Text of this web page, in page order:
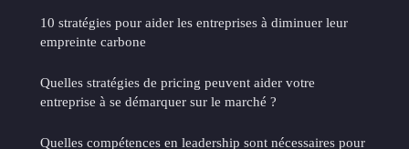
10 stratégies pour aider les entreprises à diminuer leur
empreinte carbone
Quelles stratégies de pricing peuvent aider votre
entreprise à se démarquer sur le marché ?
Quelles compétences en leadership sont nécessaires pour